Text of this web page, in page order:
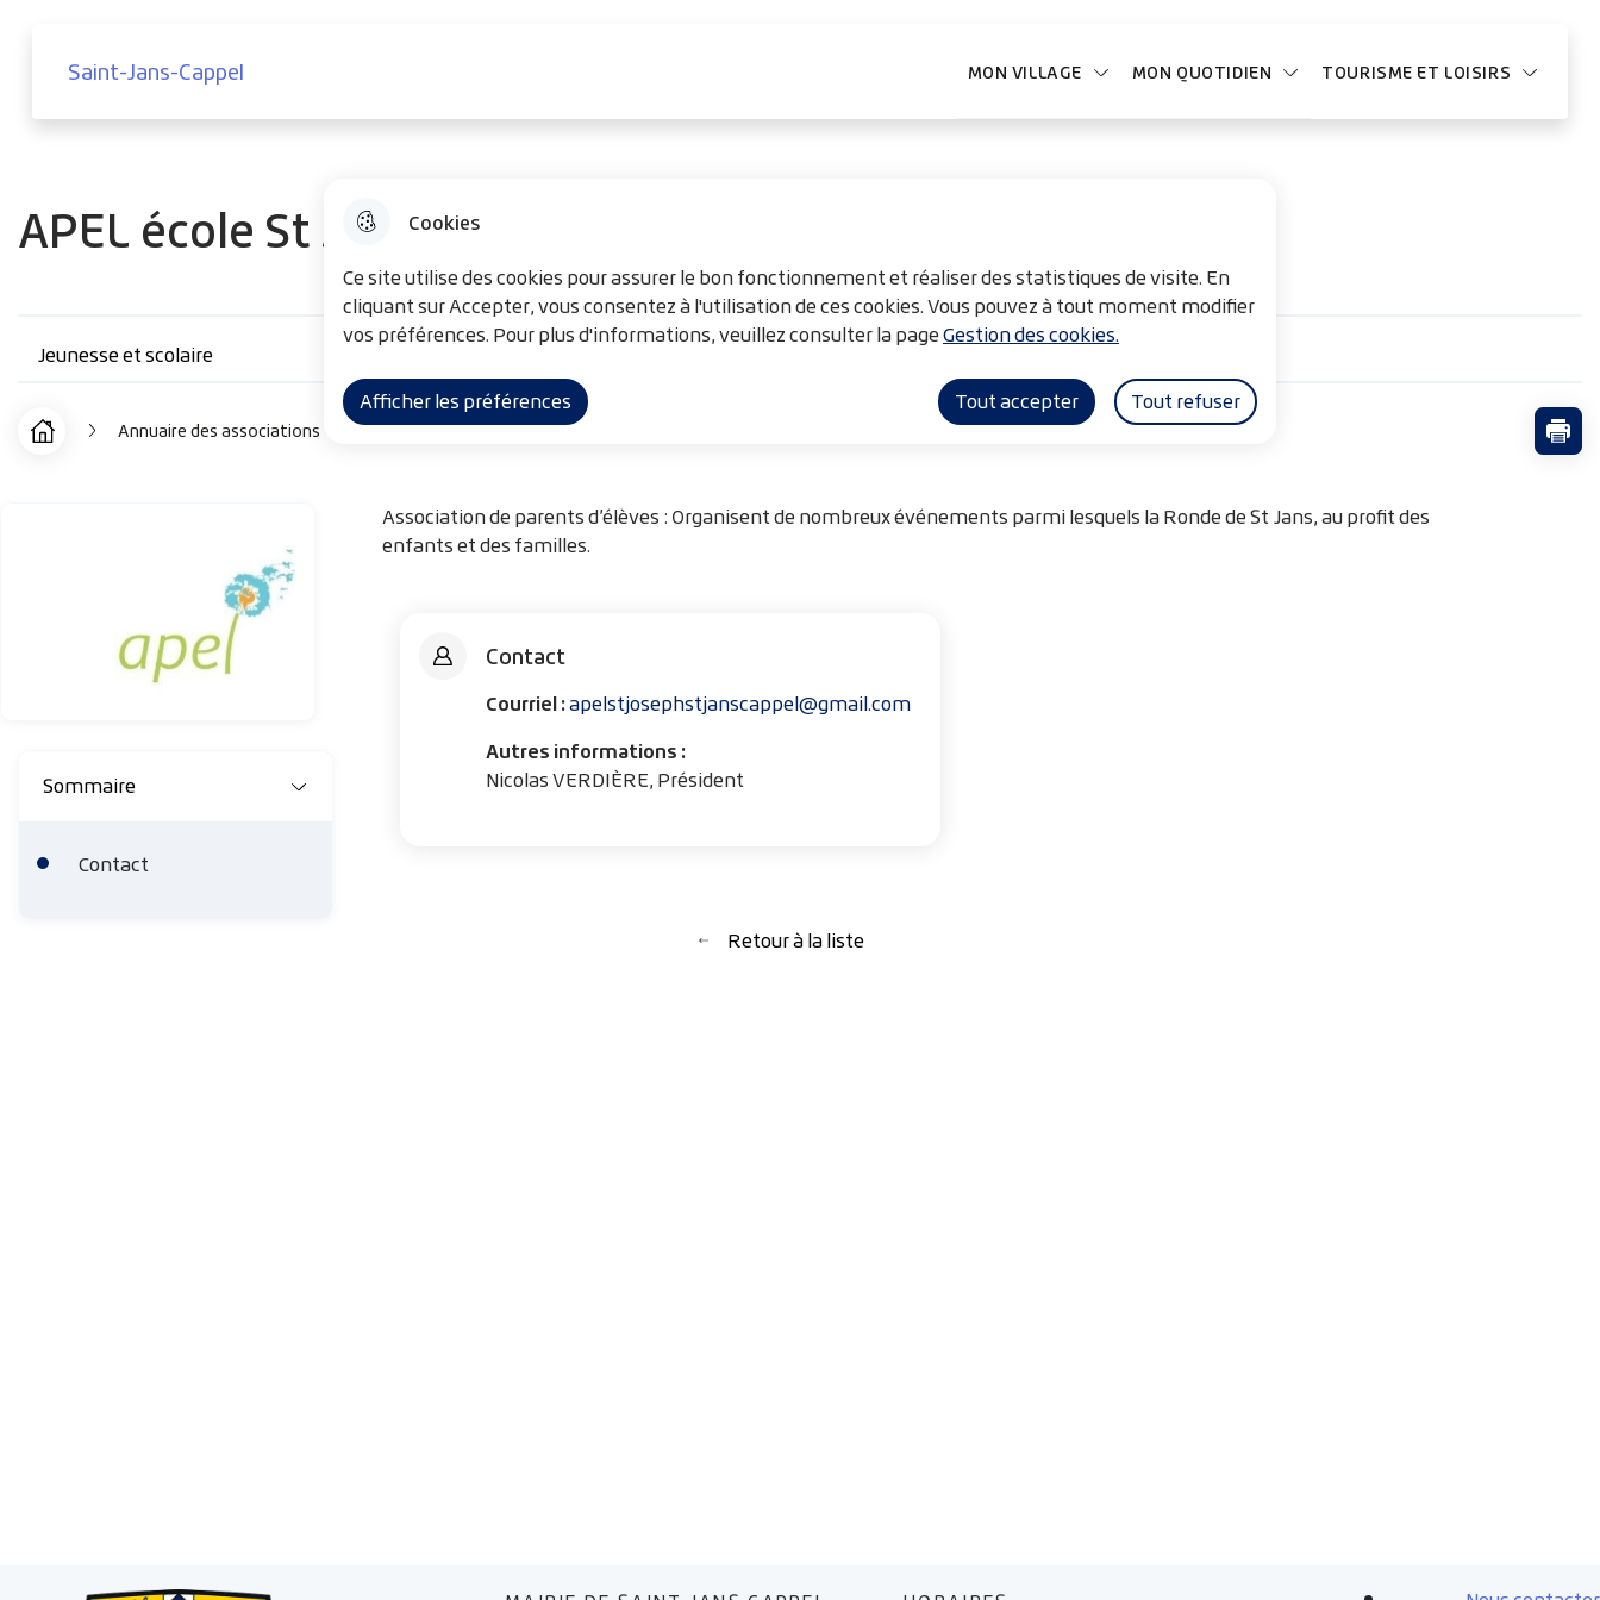
Cookies
Ce site utilise des cookies pour assurer le bon fonctionnement et réaliser des statistiques de visite. En
cliquant sur Accepter, vous consentez à l'utilisation de ces cookies. Vous pouvez à tout moment modifier
vos préférences. Pour plus d'informations, veuillez consulter la pageGestion des cookies.
Afficher les préférences
Tout accepter Tout refuser
Saint-Jans-CappelSaint-Jans-Cappel MON VILLAGE MON QUOTIDIEN TOURISME ET LOISIRS
APEL école St Joseph
Jeunesse et scolaire
F
n
Accueil Annuaire des associations APEL école St Joseph
Sommaire
Contact
Association de parents d’élèves : Organisent de nombreux événements parmi lesquels la Ronde de St Jans, au profit des
enfants et des familles.
Contact
Courriel :apelstjosephstjanscappel@gmail.com
Autres informations :
Nicolas VERDIÈRE, Président
Retour à la liste
Retour à la liste